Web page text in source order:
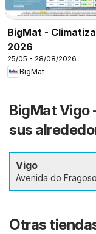
BigMat -
2026
25/05 - 28/08/2026
BigMat
BigMat Vigo
sus
Vigo
Avenida do Fragoso
Otras